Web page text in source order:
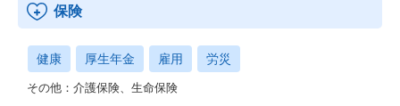
保険
健康 厚生年金 雇用 労災
その他：介護保険、生命保険